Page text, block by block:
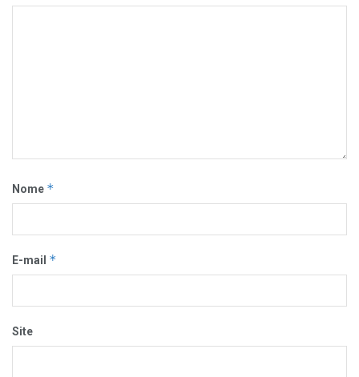
Nome *
E-mail *
Site